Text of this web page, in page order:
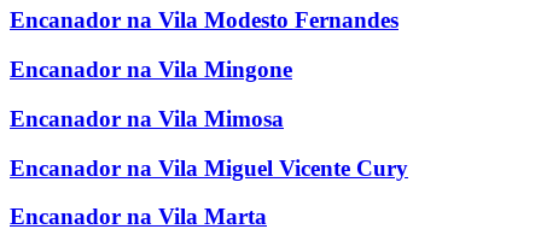
Encanador na Vila Modesto Fernandes
Encanador na Vila Mingone
Encanador na Vila Mimosa
Encanador na Vila Miguel Vicente Cury
Encanador na Vila Marta